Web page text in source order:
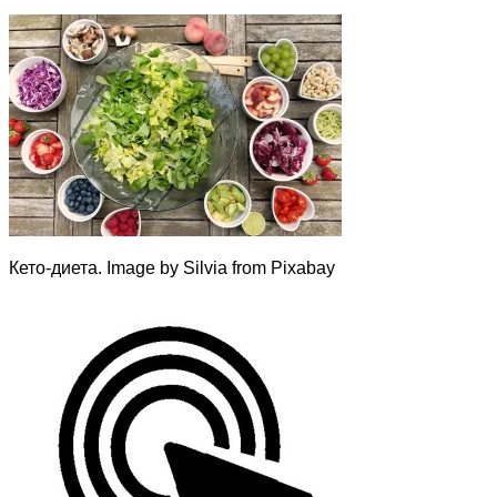
Кето-диета. Image by Silvia from Pixabay